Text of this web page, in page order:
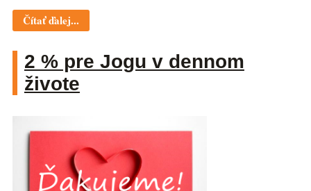
Čítať ďalej...
2 % pre Jogu v dennom
živote